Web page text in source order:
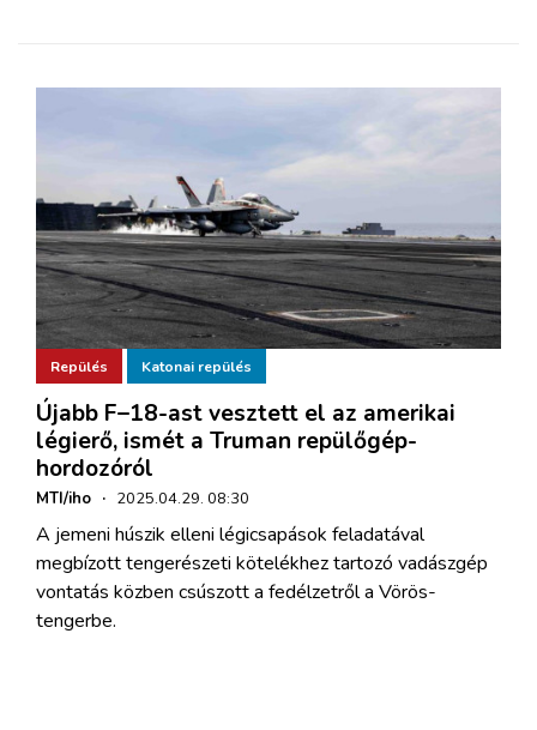
Repülés Katonai repülés
Újabb F–18-ast vesztett el az amerikai
légierő, ismét a Truman repülőgép-
hordozóról
MTI/iho · 2025.04.29. 08:30
A jemeni húszik elleni légicsapások feladatával
megbízott tengerészeti kötelékhez tartozó vadászgép
vontatás közben csúszott a fedélzetről a Vörös-
tengerbe.